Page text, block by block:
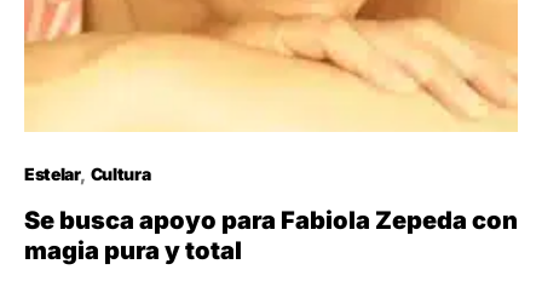
Estelar Cultura
Se busca apoyo para Fabiola Zepeda con
magia pura y total